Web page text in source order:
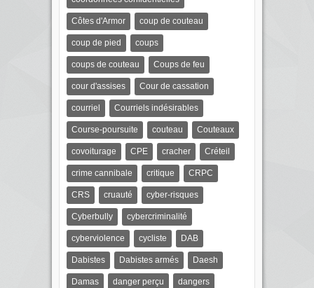
Côtes d'Armor coup de couteau
coup de pied coups
coups de couteau Coups de feu
cour d'assises Cour de cassation
courriel Courriels indésirables
Course-poursuite couteau Couteaux
covoiturage CPE cracher Créteil
crime cannibale critique CRPC
CRS cruauté cyber-risques
Cyberbully cybercriminalité
cyberviolence cycliste DAB
Dabistes Dabistes armés Daesh
Damas danger perçu dangers